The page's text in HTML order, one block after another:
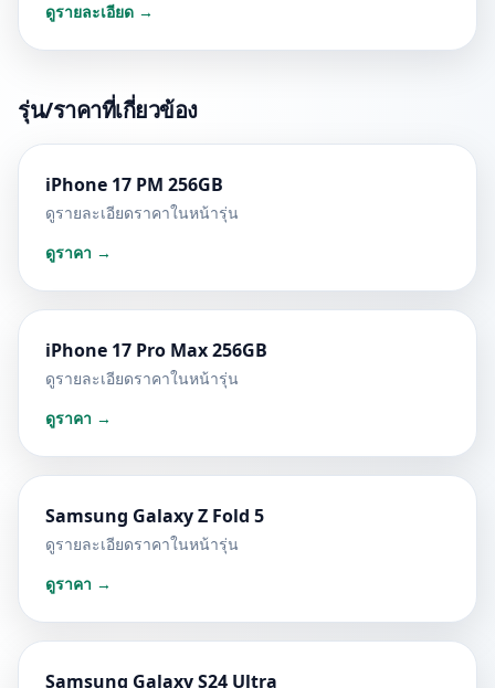
ดูรายละเอียด →
รุ่น/ราคาที่เกี่ยวข้อง
iPhone 17 PM 256GB
ดูรายละเอียดราคาในหน้ารุ่น
ดูราคา →
iPhone 17 Pro Max 256GB
ดูรายละเอียดราคาในหน้ารุ่น
ดูราคา →
Samsung Galaxy Z Fold 5
ดูรายละเอียดราคาในหน้ารุ่น
ดูราคา →
Samsung Galaxy S24 Ultra